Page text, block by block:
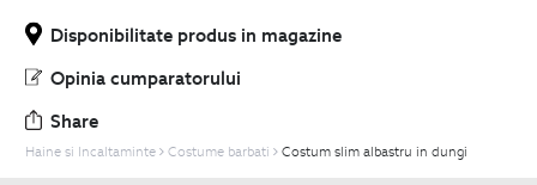
Disponibilitate produs in magazine
Opinia cumparatorului
Share
Haine si Incaltaminte Costume barbati Costum slim albastru in dungi